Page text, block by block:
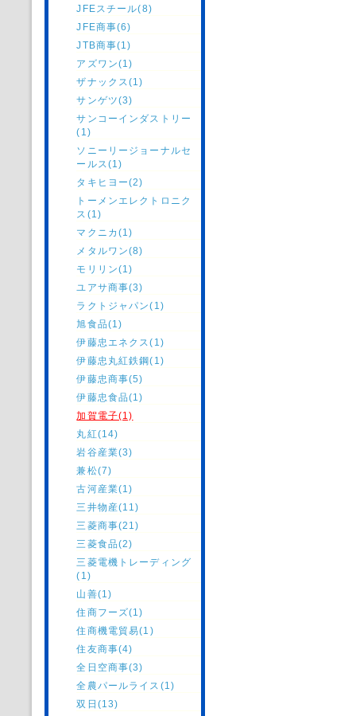
JFEスチール(8)
JFE商事(6)
JTB商事(1)
アズワン(1)
ザナックス(1)
サンゲツ(3)
サンコーインダストリー
(1)
ソニーリージョーナルセ
ールス(1)
タキヒヨー(2)
トーメンエレクトロニク
ス(1)
マクニカ(1)
メタルワン(8)
モリリン(1)
ユアサ商事(3)
ラクトジャパン(1)
旭食品(1)
伊藤忠エネクス(1)
伊藤忠丸紅鉄鋼(1)
伊藤忠商事(5)
伊藤忠食品(1)
加賀電子(1)
丸紅(14)
岩谷産業(3)
兼松(7)
古河産業(1)
三井物産(11)
三菱商事(21)
三菱食品(2)
三菱電機トレーディング
(1)
山善(1)
住商フーズ(1)
住商機電貿易(1)
住友商事(4)
全日空商事(3)
全農パールライス(1)
双日(13)